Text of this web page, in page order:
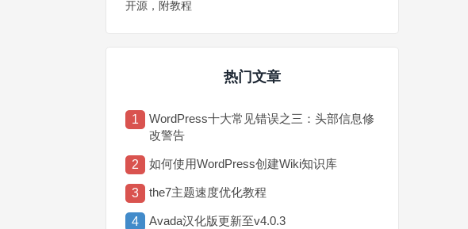
开源，附教程
热门文章
1
WordPress十大常见错误之三：头部信息修
改警告
2 如何使用WordPress创建Wiki知识库
3 the7主题速度优化教程
4 Avada汉化版更新至v4.0.3